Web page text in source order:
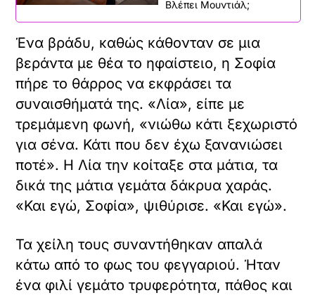
Βλέπει Μουντιάλ;
Ένα βράδυ, καθώς κάθονταν σε μια
βεράντα με θέα το ηφαίστειο, η Σοφία
πήρε το θάρρος να εκφράσει τα
συναισθήματά της. «Λία», είπε με
τρεμάμενη φωνή, «νιώθω κάτι ξεχωριστό
για σένα. Κάτι που δεν έχω ξανανιώσει
ποτέ». Η Λία την κοίταξε στα μάτια, τα
δικά της μάτια γεμάτα δάκρυα χαράς.
«Και εγώ, Σοφία», ψιθύρισε. «Και εγώ».
Τα χείλη τους συναντήθηκαν απαλά
κάτω από το φως του φεγγαριού. Ήταν
ένα φιλί γεμάτο τρυφερότητα, πάθος και